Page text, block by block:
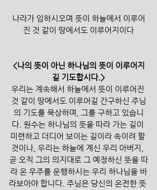
나라가 임하시오며 뜻이 하늘에서 이루어
진 것 같이 땅에서도 이루어지이다
<나의 뜻이 아닌 하나님의 뜻이 이루어지
길 기도합시다.>
우리는 계속해서 하늘에서 뜻이 이루어진
것 같이 땅에서도 이루어길 간구하신 주님
의 기도를 묵상하며, 그를 구하고 있습니
다. 원수는 하나님의 뜻을 따라 가는 길이
미련하고 더디어 보이는 길이라 속이려 할
것이나, 우리는 하늘에 계신 우리 아버지,
곧 오직 그의 의지대로 그 예정하신 뜻을 따
라 온 우주를 운행하시는 우리 하나님을 바
라보아야 합니다. 주님은 당신의 온전한 뜻